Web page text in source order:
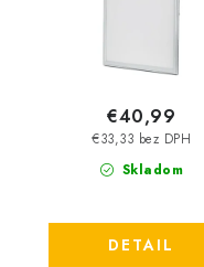
Skladom
€33,33 bez DPH
€40,99
DETAIL